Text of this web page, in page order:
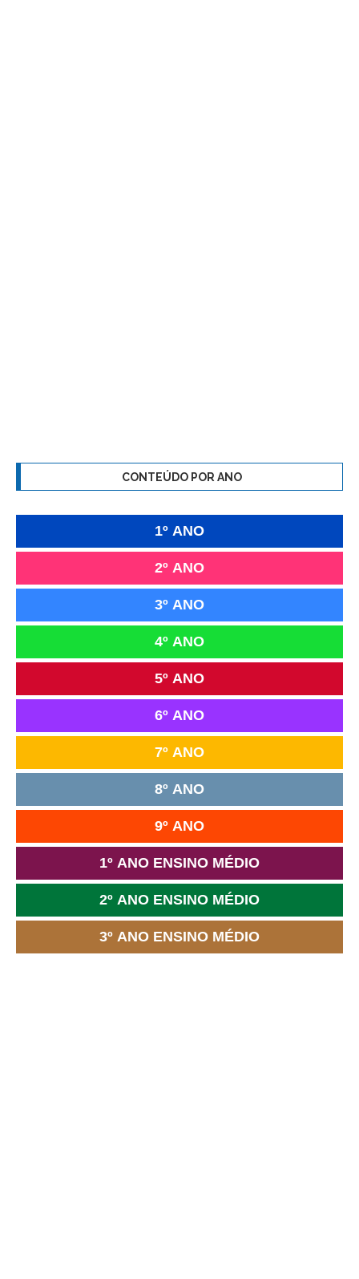
CONTEÚDO POR ANO
1º ANO
2º ANO
3º ANO
4º ANO
5º ANO
6º ANO
7º ANO
8º ANO
9º ANO
1º ANO ENSINO MÉDIO
2º ANO ENSINO MÉDIO
3º ANO ENSINO MÉDIO